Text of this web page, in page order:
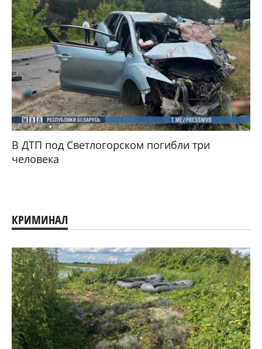
В ДТП под Светлогорском погибли три
человека
КРИМИНАЛ